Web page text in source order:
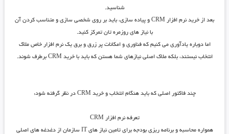
شناسید.
بعد از خرید نرم افزار CRM و پیاده سازی، باید بر روی شخصی سازی و متناسب کردن آن
با نیاز های روزمره تان تمرکز کنید.
اما دوباره یادآوری می کنیم که فناوری و امکانات پر زرق و برق یک نرم افزار خاص ملاک
انتخاب نیستند، بلکه ملاک اصلی نیازهای شما هستن که باید با خرید CRM برطرف شوند.
چند فاکتور اصلی که باید هنگام انتخاب و خرید CRM در نظر گرفته شود:
تعرفه نرم افزار CRM
همواره محاسبه و برنامه ریزی بودجه برای تامین نیاز های IT سازمان از دغدغه های اصلی